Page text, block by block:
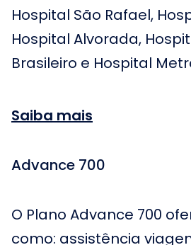
Hospital São Rafael,
Hospital Alvorada,
Brasileiro e Hospital
Saiba mais
Advance 700
O Plano Advance 700
como: assistência